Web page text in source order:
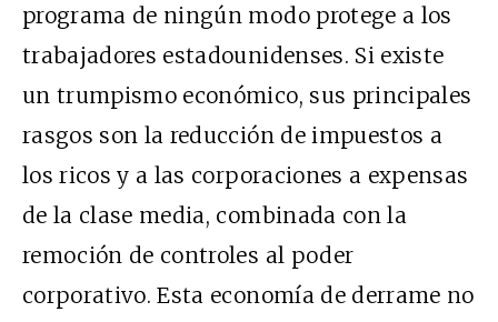
programa de ningún modo protege a los
trabajadores estadounidenses. Si existe
un trumpismo económico, sus principales
rasgos son la reducción de impuestos a
los ricos y a las corporaciones a expensas
de la clase media, combinada con la
remoción de controles al poder
corporativo. Esta economía de derrame no